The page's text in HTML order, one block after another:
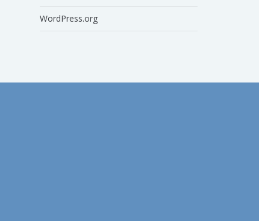
WordPress.org